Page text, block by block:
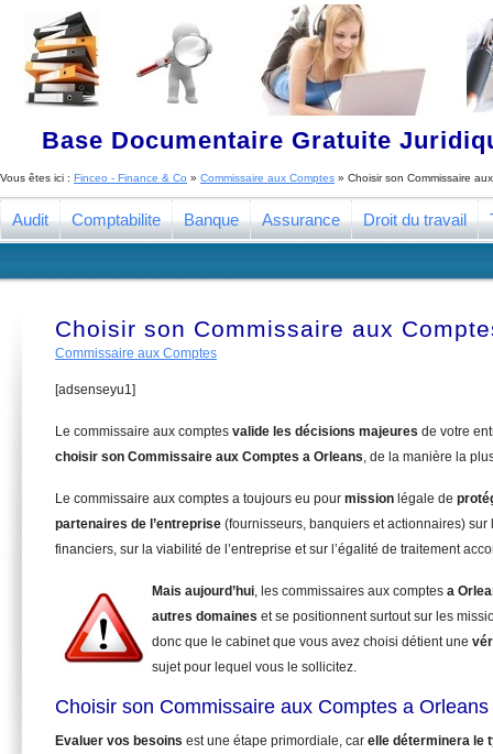
Base Documentaire Gratuite
Vous êtes ici : Finceo - Finance & Co » Commissaire aux Comptes » Choisir son Commissaire
Audit Comptabilite Banque Assurance Droit du travail
Choisir son Commissaire aux
Commissaire aux Comptes
[adsenseyu1]
Le commissaire aux comptes valide les décisions majeures de votre
choisir son Commissaire aux Comptes a Orleans, de la manière la
Le commissaire aux comptes a toujours eu pour mission légale de
partenaires de l’entreprise (fournisseurs, banquiers et actionnaires) sur
financiers, sur la viabilité de l’entreprise et sur l’égalité de traitement
Mais aujourd’hui, les commissaires aux comptes a
autres domaines et se positionnent surtout sur les
donc que le cabinet que vous avez choisi détient une
sujet pour lequel vous le sollicitez.
Choisir son Commissaire aux Comptes a
Evaluer vos besoins est une étape primordiale, car elle déterminera le